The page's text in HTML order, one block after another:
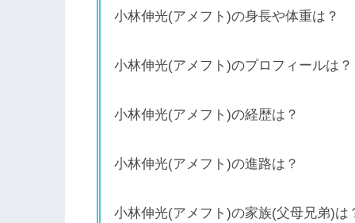
小林伸光(アメフト)の身長や体重は？
小林伸光(アメフト)のプロフィールは？
小林伸光(アメフト)の経歴は？
小林伸光(アメフト)の進路は？
小林伸光(アメフト)の家族(父母兄弟)は